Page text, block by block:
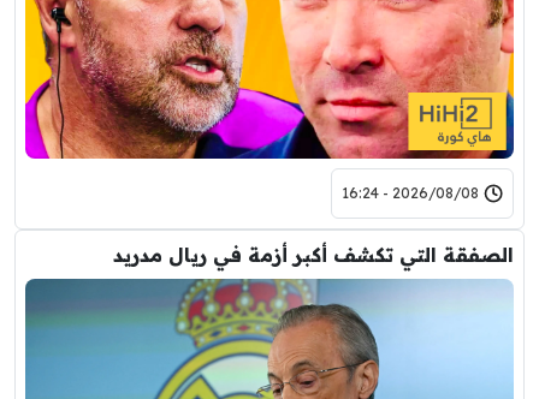
2026/08/08 - 16:24
الصفقة التي تكشف أكبر أزمة في ريال مدريد